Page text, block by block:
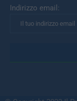
Indirizzo email: